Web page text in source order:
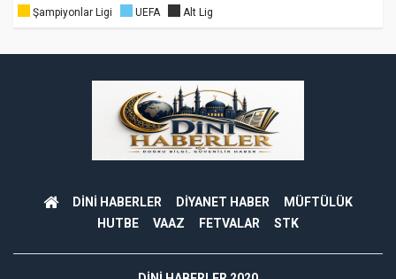
Şampiyonlar Ligi UEFA Alt Lig
DİNİ HABERLER DİYANET HABER
MÜFTÜLÜK
HUTBE
VAAZ FETVALAR STK